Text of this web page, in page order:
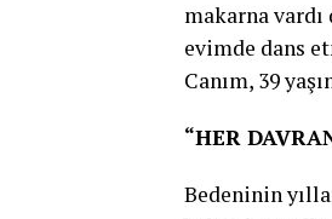
makarna vardı
evimde dans
Canım, 39
“HER
Bedeninin